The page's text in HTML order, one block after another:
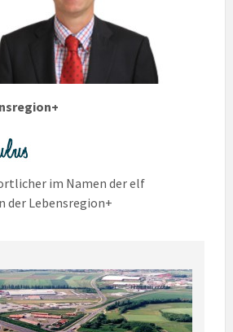
im Namen der elf
der Lebensregion+